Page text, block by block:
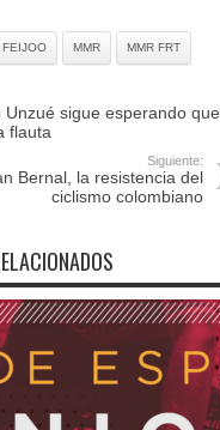
FEIJOO MMR MMR FRT
Unzué sigue esperando que
flauta
Siguiente:
Bernal, la resistencia del
ciclismo colombiano